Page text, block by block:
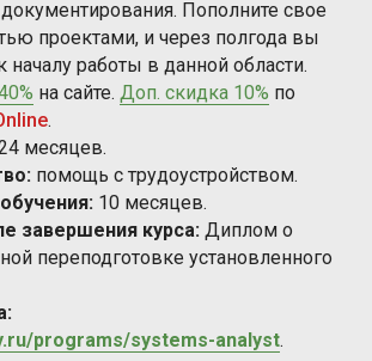
Пополните свое
проектами, и через полгода вы
началу работы в данной области.
на сайте. Доп. скидка 10% по
.
месяцев.
помощь с трудоустройством.
10 месяцев.
завершения курса: Диплом о
переподготовке установленного
programs/systems-analyst.